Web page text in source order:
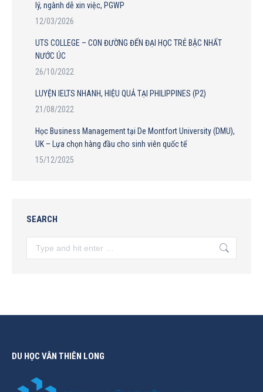
lý, ngành dễ xin việc, PGWP
12/03/2026
UTS COLLEGE – CON ĐƯỜNG ĐẾN ĐẠI HỌC TRẺ BẬC NHẤT
NƯỚC ÚC
26/10/2022
LUYỆN IELTS NHANH, HIỆU QUẢ TẠI PHILIPPINES (P2)
21/08/2022
Học Business Management tại De Montfort University (DMU),
UK – Lựa chọn hàng đầu cho sinh viên quốc tế
15/12/2025
SEARCH
Search:
DU HỌC VÂN THIÊN LONG